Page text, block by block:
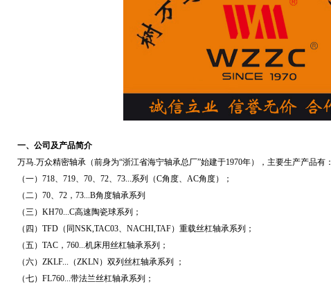
一、公司及产品简介
万马.万众精密轴承（前身为“浙江省海宁轴承总厂”始建于1970年），主要生产产品有：
（一）718、719、70、72、73...系列（C角度、AC角度）；
（二）70、72，73...B角度轴承系列
（三）KH70...C高速陶瓷球系列；
（四）TFD（同NSK,TAC03、NACHI,TAF）重载丝杠轴承系列；
（五）TAC，760...机床用丝杠轴承系列；
（六）ZKLF...（ZKLN）双列丝杠轴承系列 ；
（七）FL760...带法兰丝杠轴承系列；